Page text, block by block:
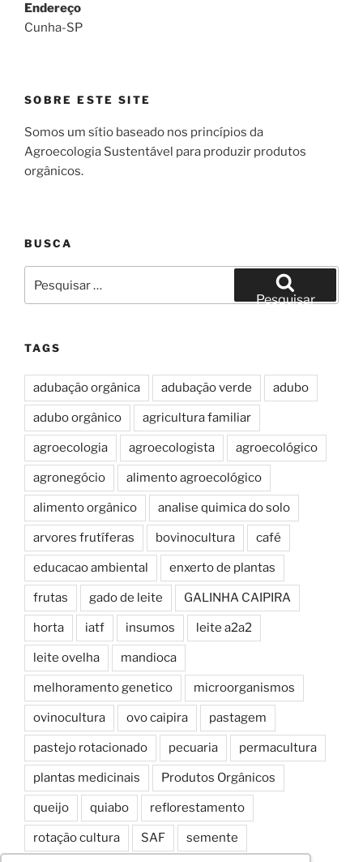
Endereço
Cunha-SP
SOBRE ESTE SITE
Somos um sítio baseado nos princípios da
Agroecologia Sustentável para produzir produtos
orgânicos.
BUSCA
por:
Pesquisar
TAGS
adubação orgânica adubação verde adubo
adubo orgânico agricultura familiar
agroecologia agroecologista agroecológico
agronegócio alimento agroecológico
alimento orgânico analise quimica do solo
arvores frutíferas bovinocultura café
educacao ambiental enxerto de plantas
frutas gado de leite GALINHA CAIPIRA
horta iatf insumos leite a2a2
leite ovelha mandioca
melhoramento genetico microorganismos
ovinocultura ovo caipira pastagem
pastejo rotacionado pecuaria permacultura
plantas medicinais Produtos Orgânicos
queijo quiabo reflorestamento
rotação cultura SAF semente